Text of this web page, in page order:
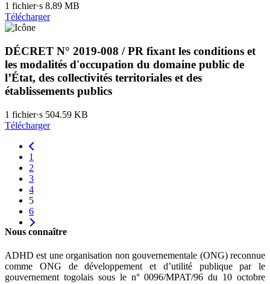
1 fichier·s 8.89 MB
Télécharger
DÉCRET N° 2019-008 / PR fixant les conditions et
les modalités d'occupation du domaine public de
l’État, des collectivités territoriales et des
établissements publics
1 fichier·s 504.59 KB
Télécharger
1
2
3
4
5
6
Nous connaître
ADHD est une organisation non gouvernementale (ONG) reconnue
comme ONG de développement et d’utilité publique par le
gouvernement togolais sous le n° 0096/MPAT/96 du 10 octobre